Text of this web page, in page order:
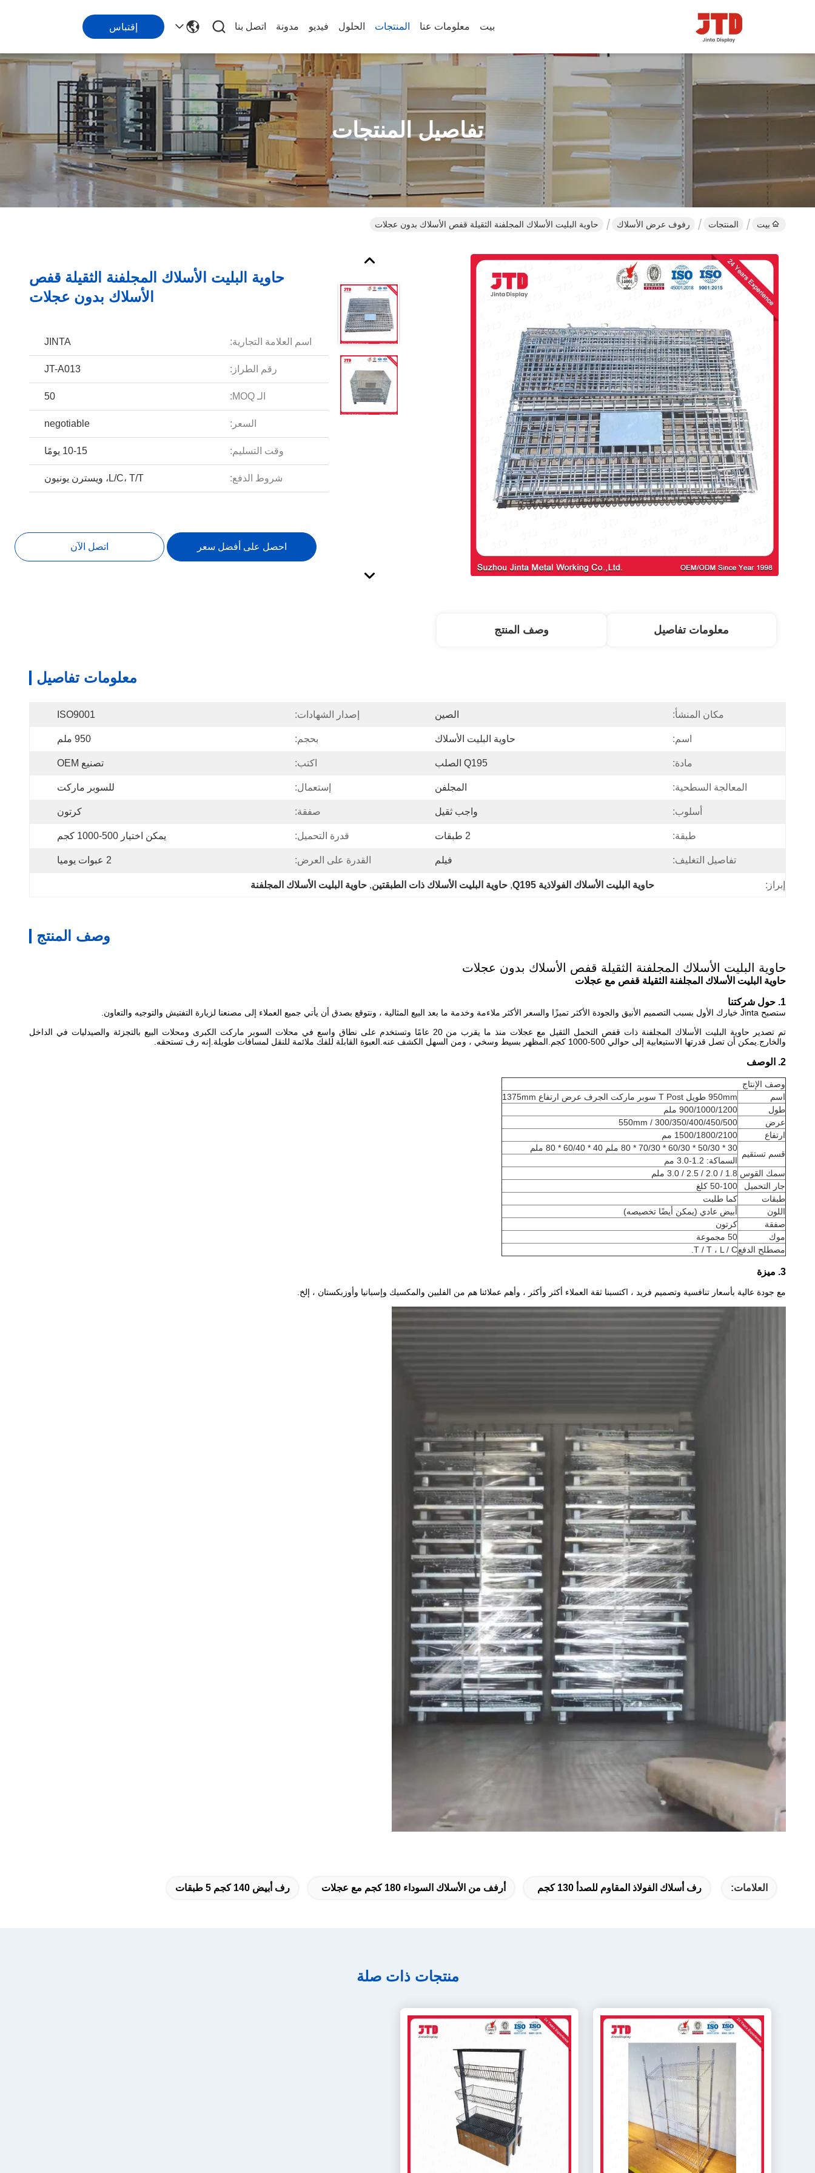
بيت معلومات عنا المنتجات الحلول فيديو مدونة اتصل بنا إقتباس
تفاصيل المنتجات
بيت المنتجات رفوف عرض الأسلاك حاوية البليت الأسلاك المجلفنة الثقيلة قفص الأسلاك بدون عجلات
حاوية البليت الأسلاك المجلفنة الثقيلة قفص
الأسلاك بدون عجلات
اسم العلامة التجارية: JINTA
رقم الطراز: JT-A013
الـ MOQ: 50
السعر: negotiable
وقت التسليم: 10-15 يومًا
شروط الدفع: L/C، T/T، ويسترن يونيون
احصل على أفضل سعر اتصل الآن
معلومات تفاصيل وصف المنتج
معلومات تفاصيل
مكان المنشأ: الصين إصدار الشهادات: ISO9001
اسم: حاوية البليت الأسلاك بحجم: 950 ملم
مادة: Q195 الصلب اكتب: تصنيع OEM
المعالجة السطحية: المجلفن إستعمال: للسوبر ماركت
أسلوب: واجب ثقيل صفقة: كرتون
طبقة: 2 طبقات قدرة التحميل: يمكن اختيار 500-1000 كجم
تفاصيل التغليف: فيلم القدرة على العرض: 2 عبوات يوميا
إبراز: حاوية البليت الأسلاك الفولاذية Q195 , حاوية البليت الأسلاك ذات الطبقتين, حاوية البليت الأسلاك المجلفنة
وصف المنتج
حاوية البليت الأسلاك المجلفنة الثقيلة قفص الأسلاك بدون عجلات
حاوية البليت الأسلاك المجلفنة الثقيلة قفص مع عجلات
1. حول شركتنا
ستصبح Jinta خيارك الأول بسبب التصميم الأنيق والجودة الأكثر تميزًا والسعر الأكثر ملاءمة وخدمة ما بعد البيع المثالية ، ونتوقع بصدق أن يأتي جميع العملاء إلى مصنعنا لزيارة التفتيش والتوجيه والتعاون.
تم تصدير حاوية البليت الأسلاك المجلفنة ذات قفص التحمل الثقيل مع عجلات منذ ما يقرب من 20 عامًا وتستخدم على نطاق واسع في محلات السوبر ماركت الكبرى ومحلات البيع بالتجزئة والصيدليات في الداخل
والخارج.يمكن أن تصل قدرتها الاستيعابية إلى حوالي 500-1000 كجم.المظهر بسيط وسخي ، ومن السهل الكشف عنه.العبوة القابلة للفك ملائمة للنقل لمسافات طويلة.إنه رف تستحقه.
2. الوصف
وصف الإنتاج
اسم
950mm طويل T Post سوبر ماركت الجرف عرض ارتفاع 1375mm
طول
900/1000/1200 ملم
عرض
300/350/400/450/500 / 550mm
ارتفاع
1500/1800/2100 مم
قسم تستقيم
30 * 50/30 * 60/30 * 70/30 * 80 ملم 40 * 60/40 * 80 ملم
السماكة: 1.2-3.0 مم
سمك القوس 1.8 / 2.0 / 2.5 / 3.0 ملم
جار التحميل
50-100 كلغ
طبقات
كما طلبت
اللون
أبيض عادي (يمكن أيضًا تخصيصه)
صفقة
كرتون
موك
50 مجموعة
مصطلح الدفعT / T ، L / C.
3. ميزة
مع جودة عالية بأسعار تنافسية وتصميم فريد ، اكتسبنا ثقة العملاء أكثر وأكثر ، وأهم عملائنا هم من الفلبين والمكسيك وإسبانيا وأوزبكستان ، إلخ.
العلامات: رف أسلاك الفولاذ المقاوم للصدأ 130 كجم أرفف من الأسلاك السوداء 180 كجم مع عجلات رف أبيض 140 كجم 5 طبقات
منتجات ذات صلة